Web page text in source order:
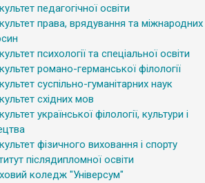
педагогічної освіти
права, врядування та міжнародних
психології та спеціальної освіти
романо-германської філології
суспільно-гуманітарних наук
східних мов
української філології, культури і
фізичного виховання і спорту
післядипломної освіти
коледж "Універсум"